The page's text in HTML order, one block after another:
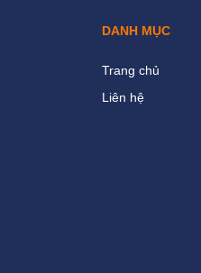
DANH MỤC
Trang chủ
Liên hệ